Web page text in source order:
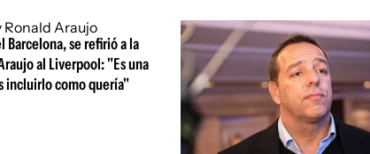
Barcelona, se refirió a la
al Liverpool: "Es una
incluirlo como quería"